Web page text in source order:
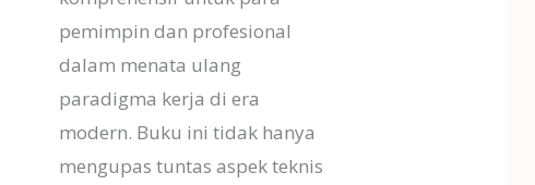
pemimpin dan profesional
dalam menata ulang
paradigma kerja di era
modern. Buku ini tidak hanya
mengupas tuntas aspek teknis